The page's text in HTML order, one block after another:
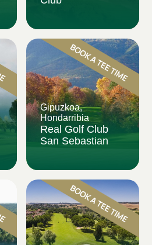
Gipuzkoa,
Hondarribia
Real Golf Club
San Sebastian